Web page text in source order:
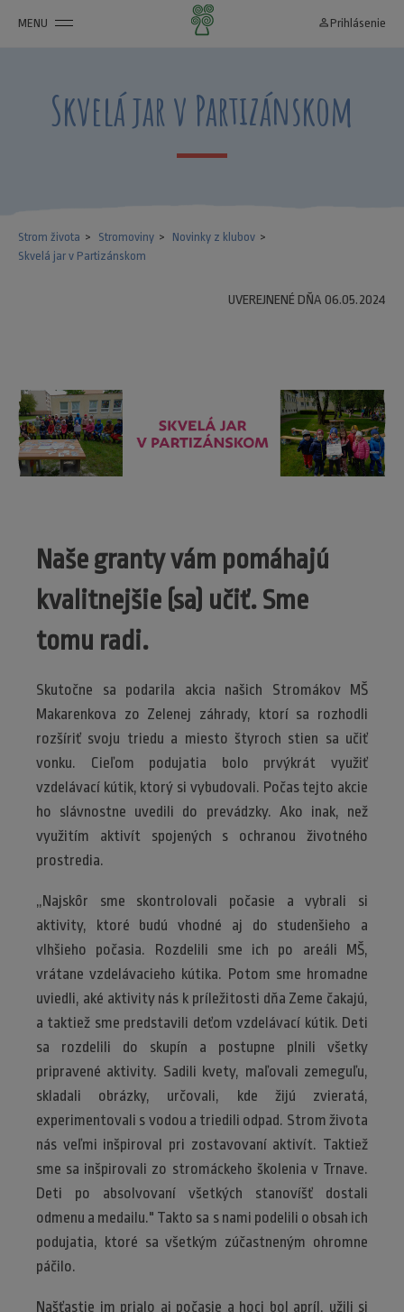
MENU person_outline Prihlásenie
Skvelá jar v Partizánskom
Strom života Stromoviny
Novinky z klubov
Skvelá jar v Partizánskom
UVEREJNENÉ DŇA 06.05.2024
Naše granty vám pomáhajú
kvalitnejšie (sa) učiť. Sme
tomu radi.
Skutočne sa podarila akcia našich Stromákov MŠ
Makarenkova zo Zelenej záhrady, ktorí sa rozhodli
rozšíriť svoju triedu a miesto štyroch stien sa učiť
vonku. Cieľom podujatia bolo prvýkrát využiť
vzdelávací kútik, ktorý si vybudovali. Počas tejto akcie
ho slávnostne uvedili do prevádzky. Ako inak, než
využitím aktivít spojených s ochranou životného
prostredia.
„Najskôr sme skontrolovali počasie a vybrali si
aktivity, ktoré budú vhodné aj do studenšieho a
vlhšieho počasia. Rozdelili sme ich po areáli MŠ,
vrátane vzdelávacieho kútika. Potom sme hromadne
uviedli, aké aktivity nás k príležitosti dňa Zeme čakajú,
a taktiež sme predstavili deťom vzdelávací kútik. Deti
sa rozdelili do skupín a postupne plnili všetky
pripravené aktivity. Sadili kvety, maľovali zemeguľu,
skladali obrázky, určovali, kde žijú zvieratá,
experimentovali s vodou a triedili odpad. Strom života
nás veľmi inšpiroval pri zostavovaní aktivít. Taktiež
sme sa inšpirovali zo stromáckeho školenia v Trnave.
Deti po absolvovaní všetkých stanovíšť dostali
odmenu a medailu." Takto sa s nami podelili o obsah ich
podujatia, ktoré sa všetkým zúčastneným ohromne
páčilo.
Našťastie im prialo aj počasie a hoci bol apríl, užili si